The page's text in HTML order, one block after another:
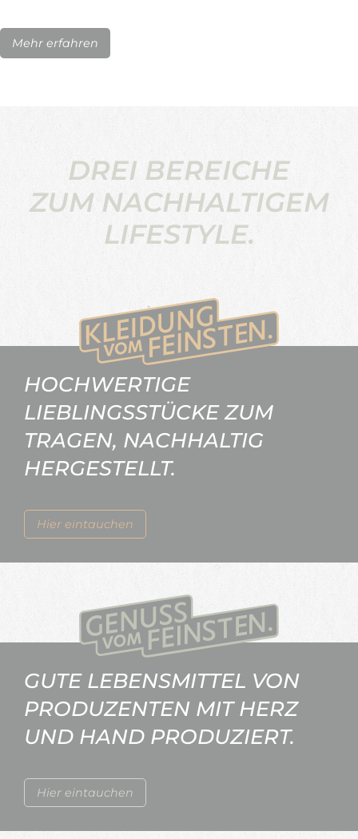
Mehr erfahren
DREI BEREICHE
ZUM NACHHALTIGEM
LIFESTYLE.
Hier eintauchen
HOCHWERTIGE
LIEBLINGSSTÜCKE ZUM
TRAGEN, NACHHALTIG
HERGESTELLT.
Hier eintauchen
GUTE LEBENSMITTEL VON
PRODUZENTEN MIT HERZ
UND HAND PRODUZIERT.